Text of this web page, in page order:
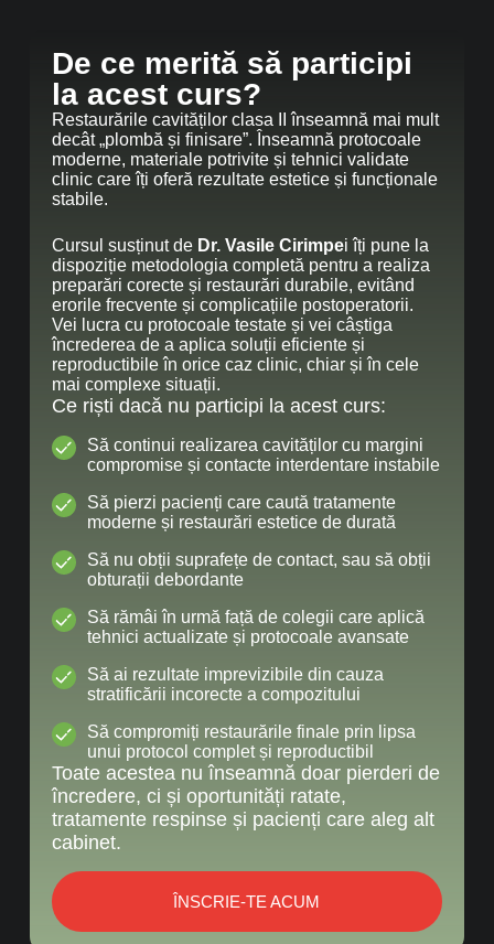
De ce merită să participi
la acest curs?
Restaurările cavităților clasa II înseamnă mai mult
decât „plombă și finisare”. Înseamnă protocoale
moderne, materiale potrivite și tehnici validate
clinic care îți oferă rezultate estetice și funcționale
stabile.
Cursul susținut de Dr. Vasile Cirimpei îți pune la
dispoziție metodologia completă pentru a realiza
preparări corecte și restaurări durabile, evitând
erorile frecvente și complicațiile postoperatorii.
Vei lucra cu protocoale testate și vei câștiga
încrederea de a aplica soluții eficiente și
reproductibile în orice caz clinic, chiar și în cele
mai complexe situații.
Ce riști dacă nu participi la acest curs:
Să continui realizarea cavităților cu margini
compromise și contacte interdentare instabile
Să pierzi pacienți care caută tratamente
moderne și restaurări estetice de durată
Să nu obții suprafețe de contact, sau să obții
obturații debordante
Să rămâi în urmă față de colegii care aplică
tehnici actualizate și protocoale avansate
Să ai rezultate imprevizibile din cauza
stratificării incorecte a compozitului
Să compromiți restaurările finale prin lipsa
unui protocol complet și reproductibil
Toate acestea nu înseamnă doar pierderi de
încredere, ci și oportunități ratate,
tratamente respinse și pacienți care aleg alt
cabinet.
ÎNSCRIE-TE ACUM